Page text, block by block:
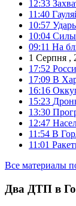
12:33
11:40
10:57
10:04 Силы
09:11 На
1 Серпня ,
17:52
17:09 В
16:16
15:23
13:30
12:47
11:54 В
11:01
Все материалы
Два ДТП в